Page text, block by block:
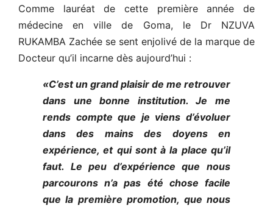
Comme lauréat de cette première année de
médecine en ville de Goma, le Dr NZUVA
RUKAMBA Zachée se sent enjolivé de la marque de
Docteur qu’il incarne dès aujourd’hui :
«C’est un grand plaisir de me retrouver
dans une bonne institution. Je me
rends compte que je viens d’évoluer
dans des mains des doyens en
expérience, et qui sont à la place qu’il
faut. Le peu d’expérience que nous
parcourons n’a pas été chose facile
que la première promotion, que nous